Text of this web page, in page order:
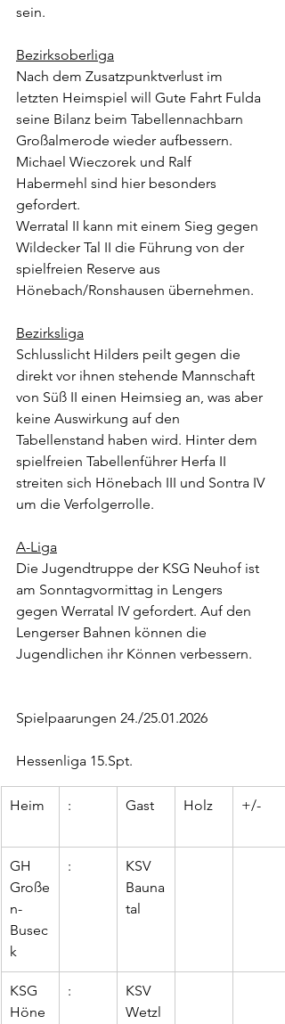
sein.
Bezirksoberliga
Nach dem Zusatzpunktverlust im
letzten Heimspiel will Gute Fahrt Fulda
seine Bilanz beim Tabellennachbarn
Großalmerode wieder aufbessern.
Michael Wieczorek und Ralf
Habermehl sind hier besonders
gefordert.
Werratal II kann mit einem Sieg gegen
Wildecker Tal II die Führung von der
spielfreien Reserve aus
Hönebach/Ronshausen übernehmen.
Bezirksliga
Schlusslicht Hilders peilt gegen die
direkt vor ihnen stehende Mannschaft
von Süß II einen Heimsieg an, was aber
keine Auswirkung auf den
Tabellenstand haben wird. Hinter dem
spielfreien Tabellenführer Herfa II
streiten sich Hönebach III und Sontra IV
um die Verfolgerrolle.
A-Liga
Die Jugendtruppe der KSG Neuhof ist
am Sonntagvormittag in Lengers
gegen Werratal IV gefordert. Auf den
Lengerser Bahnen können die
Jugendlichen ihr Können verbessern.
Spielpaarungen 24./25.01.2026
Hessenliga 15.Spt.
Heim : Gast Holz +/-
GH
Große
n-
Busec
k
:
KSV
Bauna
tal
KSG
Höne
:
KSV
Wetzl